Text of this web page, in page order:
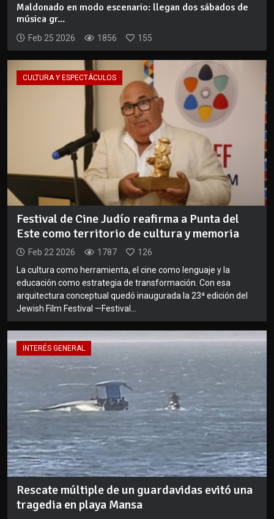
Maldonado en modo escenario: llegan dos sábados de
música gr...
Feb 25 2026 1856 155
CULTURA Y ESPECTÁCULOS
Festival de Cine Judío reafirma a Punta del
Este como territorio de cultura y memoria
Feb 22 2026 1787
126
La cultura como herramienta, el cine como lenguaje y la
educación como estrategia de transformación. Con esa
arquitectura conceptual quedó inaugurada la 23ª edición del
Jewish Film Festival —Festival...
INTERÉS GENERAL
Rescate múltiple de un guardavidas evitó una
tragedia en playa Mansa